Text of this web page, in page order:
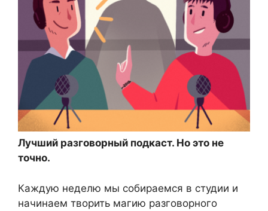
Лучший разговорный подкаст. Но это не
точно.
Каждую неделю мы собираемся в студии и
начинаем творить магию разговорного